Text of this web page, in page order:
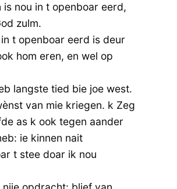
is nou in t openboar eerd,
zulm.
t openboar eerd is deur
hom eren, en wel op
langste tied bie joe west.
van mie kriegen. k Zeg
as k ook tegen aander
ie kinnen nait
t stee doar ik nou